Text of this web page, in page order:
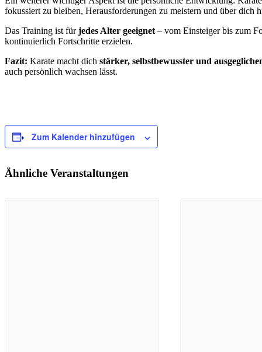
fokussiert zu bleiben, Herausforderungen zu meistern und über dich
Das Training ist fürjedes Alter geeignet – vom Einsteiger bis zum
kontinuierlich Fortschritte erzielen.
Fazit: Karate macht dich stärker, selbstbewusster und
auch persönlich wachsen lässt.
Zum Kalender hinzufügen
Ähnliche Veranstaltungen